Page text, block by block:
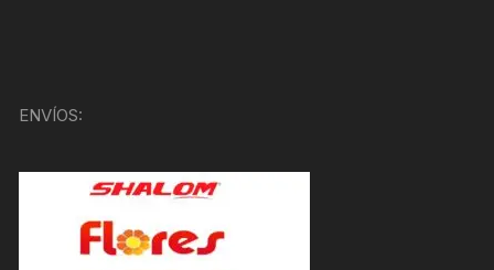
ENVÍOS: